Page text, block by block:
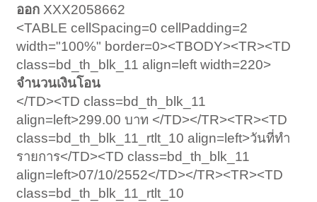
ออกXXX2058662
<TABLE cellSpacing=0 cellPadding=2
width="100%" border=0><TBODY><TR><TD
class=bd_th_blk_11 align=left width=220>
จำนวนเงินโอน
</TD><TD class=bd_th_blk_11
align=left>299.00 บาท </TD></TR><TR><TD
class=bd_th_blk_11_rtlt_10 align=left>วันที่ทำ
รายการ</TD><TD class=bd_th_blk_11
align=left>07/10/2552</TD></TR><TR><TD
class=bd_th_blk_11_rtlt_10